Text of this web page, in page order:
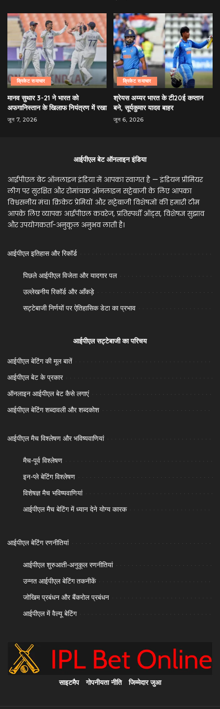
क्रिकेट समाचार
मानव सुथार 3-21 ने भारत को
अफगानिस्तान के खिलाफ नियंत्रण में रखा
जून 7, 2026
क्रिकेट समाचार
श्रेयस अय्यर भारत के टी20ई कप्तान
बने, सूर्यकुमार यादव बाहर
जून 6, 2026
आईपीएल बेट ऑनलाइन इंडिया
आईपीएल बेट ऑनलाइन इंडिया में आपका स्वागत है — इंडियन प्रीमियर
लीग पर सुरक्षित और रोमांचक ऑनलाइन सट्टेबाजी के लिए आपका
विश्वसनीय मंच। क्रिकेट प्रेमियों और सट्टेबाजी विशेषज्ञों की हमारी टीम
आपके लिए व्यापक आईपीएल कवरेज, प्रतिस्पर्धी ऑड्स, विशेषज्ञ सुझाव
और उपयोगकर्ता-अनुकूल अनुभव लाती है।
आईपीएल इतिहास और रिकॉर्ड
पिछले आईपीएल विजेता और यादगार पल
उल्लेखनीय रिकॉर्ड और आँकड़े
सट्टेबाजी निर्णयों पर ऐतिहासिक डेटा का प्रभाव
आईपीएल सट्टेबाजी का परिचय
आईपीएल बेटिंग की मूल बातें
आईपीएल बेट के प्रकार
ऑनलाइन आईपीएल बेट कैसे लगाएं
आईपीएल बेटिंग शब्दावली और शब्दकोश
आईपीएल मैच विश्लेषण और भविष्यवाणियां
मैच-पूर्व विश्लेषण
इन-प्ले बेटिंग विश्लेषण
विशेषज्ञ मैच भविष्यवाणियां
आईपीएल मैच बेटिंग में ध्यान देने योग्य कारक
आईपीएल बेटिंग रणनीतियां
आईपीएल शुरुआती-अनुकूल रणनीतियां
उन्नत आईपीएल बेटिंग तकनीकें
जोखिम प्रबंधन और बैंकरोल प्रबंधन
आईपीएल में वैल्यू बेटिंग
साइटमैप गोपनीयता नीति जिम्मेदार जुआ